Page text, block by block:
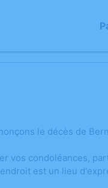
le décès de
vos condoléances,
est un lieu